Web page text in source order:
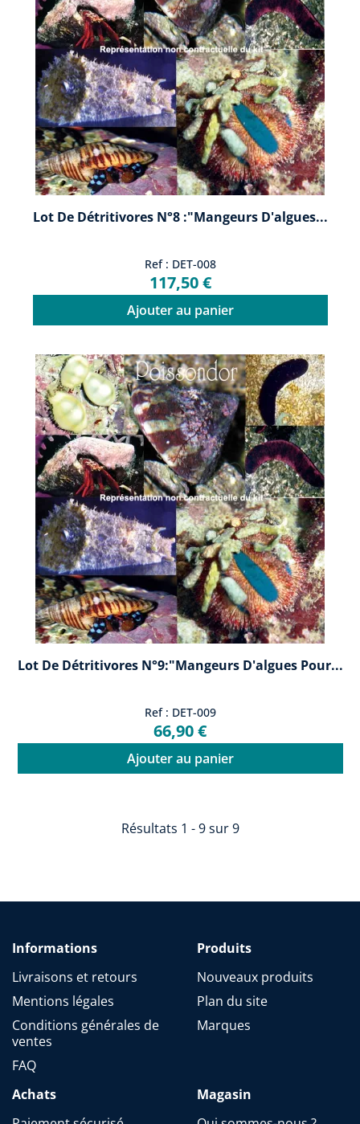
Lot De Détritivores N°8 :"Mangeurs D'algues...
Ref : DET-008
117,50 €
Ajouter au panier
Lot De Détritivores N°9:"Mangeurs D'algues Pour...
Ref : DET-009
66,90 €
Ajouter au panier
Résultats 1 - 9 sur 9
Informations
Livraisons et retours
Mentions légales
Conditions générales de
ventes
FAQ
Produits
Nouveaux produits
Plan du site
Marques
Achats
Magasin